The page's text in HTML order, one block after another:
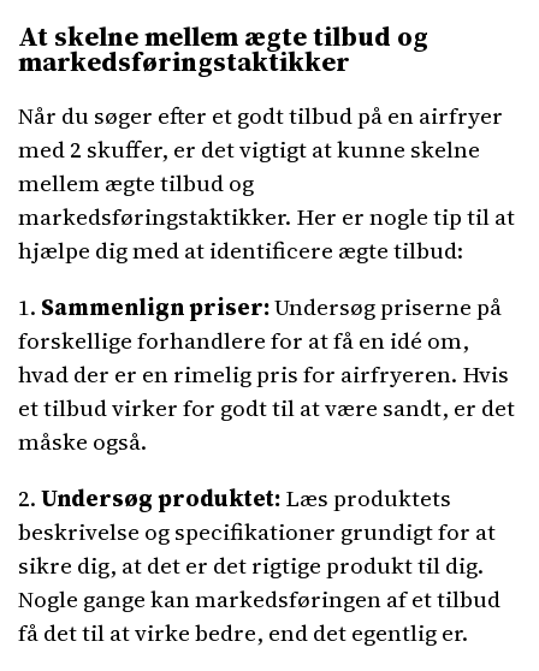
At skelne mellem ægte tilbud og
markedsføringstaktikker
Når du søger efter et godt tilbud på en airfryer
med 2 skuffer, er det vigtigt at kunne skelne
mellem ægte tilbud og
markedsføringstaktikker. Her er nogle tip til at
hjælpe dig med at identificere ægte tilbud:
1. Sammenlign priser:Undersøg priserne på
forskellige forhandlere for at få en idé om,
hvad der er en rimelig pris for airfryeren. Hvis
et tilbud virker for godt til at være sandt, er det
måske også.
2.Undersøg produktet:Læs produktets
beskrivelse og specifikationer grundigt for at
sikre dig, at det er det rigtige produkt til dig.
Nogle gange kan markedsføringen af et tilbud
få det til at virke bedre, end det egentlig er.